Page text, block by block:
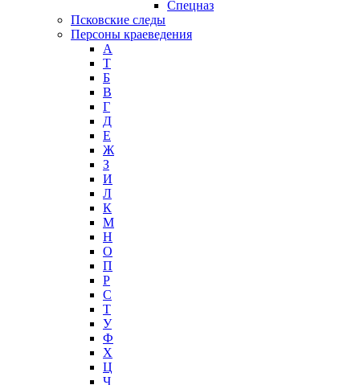
Спецназ
Псковские следы
Персоны краеведения
А
T
Б
В
Г
Д
Е
Ж
З
И
Л
К
М
Н
О
П
Р
С
Т
У
Ф
Х
Ц
Ч